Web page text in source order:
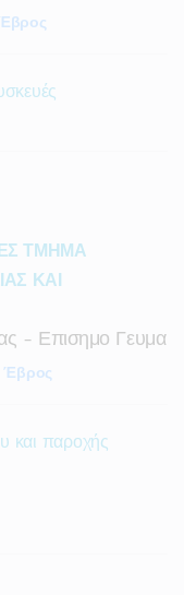
Έβρος
ΤΜΗΜΑ
ΚΑΙ
- Επισημο Γευμα
Έβρος
και παροχής